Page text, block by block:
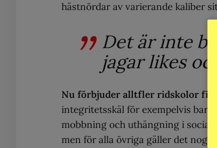
hästnördar av varierande kaliber
Det är inte
jagar likes
Nu förbjuder alltfler ridskolor
integritetsskäl för exempelvis barn
mobbning och uthängning i
men för alla övriga gäller det nog